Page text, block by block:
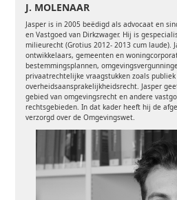
J. MOLENAAR
Jasper is in 2005 beëdigd als advocaat en
en Vastgoed van Dirkzwager. Hij is
milieurecht (Grotius 2012- 2013 cum laude).
ontwikkelaars, gemeenten en
bestemmingsplannen,
privaatrechtelijke vraagstukken zoals
overheidsaansprakelijkheidsrecht. Jasper
gebied van omgevingsrecht en andere
rechtsgebieden. In dat kader heeft hij de
verzorgd over de Omgevingswet.